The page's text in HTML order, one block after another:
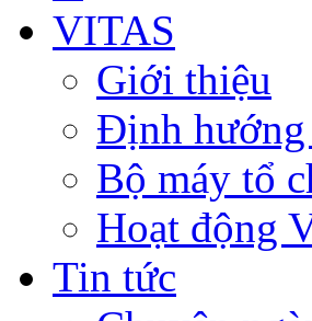
VITAS
Giới thiệu
Định hướng
Bộ máy tổ
Hoạt động
Tin tức